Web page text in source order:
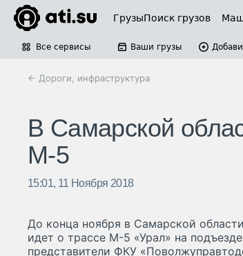
ГрузыПоиск грузов
Все сервисы Ваши грузы
← Дороги, инфраструктура
В Самарской
М-5
15:01, 11 Ноября 2018
До конца ноября в Самарской
идет о трассе М-5 «Урал» на
представители ФКУ